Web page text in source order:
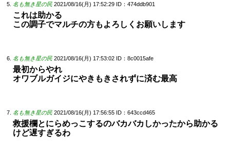
名も無き星の民 2021/08/16(月) 17:52:29 ID：474ddb901
これは助かる
この調子でマルチの方もよろしくお願いします
名も無き星の民 2021/08/16(月) 17:53:02 ID：8c0015afe
最初からやれ
オワブルガイジにやきもきされずに済む最高
名も無き星の民 2021/08/16(月) 17:56:55 ID：643ccd465
救援欄とにらめっこするのバカバカしかったから助かる
けど遅すぎるわ